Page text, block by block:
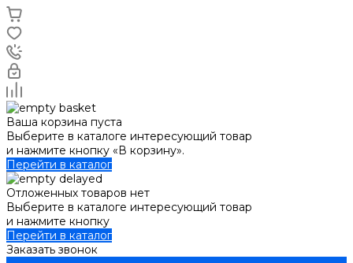
Ваша корзина пуста
Выберите в каталоге интересующий товар
и нажмите кнопку «В корзину».
Перейти в каталог
Отложенных товаров нет
Выберите в каталоге интересующий товар
и нажмите кнопку
Перейти в каталог
Заказать звонок